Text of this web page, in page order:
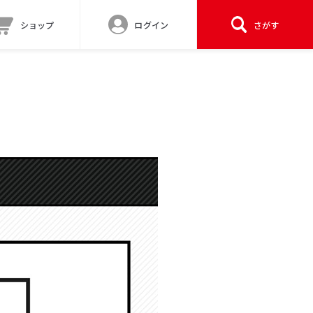
ショップ ログイン さがす